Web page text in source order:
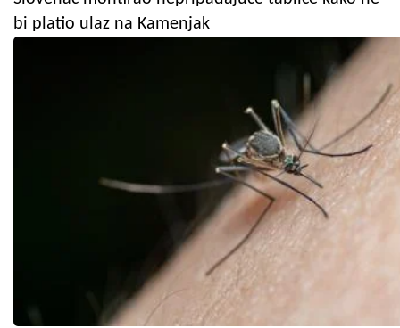
bi platio ulaz na Kamenjak